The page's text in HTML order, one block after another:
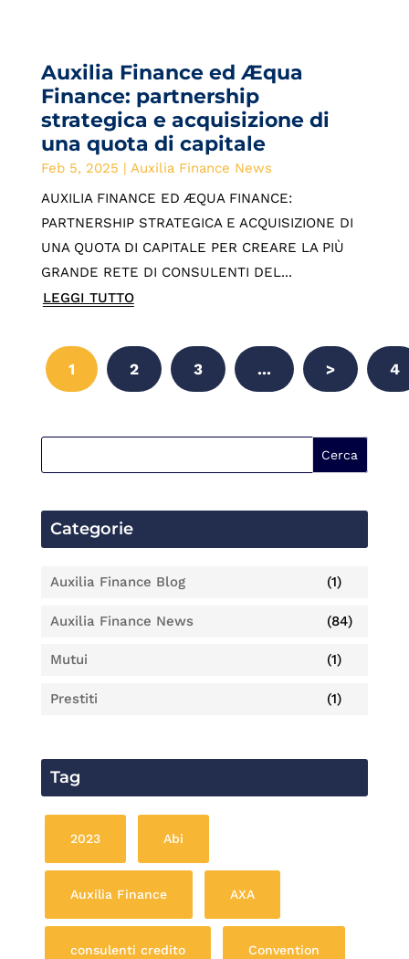
Auxilia Finance ed Æqua
Finance: partnership
strategica e acquisizione di
una quota di capitale
Feb 5, 2025 | Auxilia Finance News
AUXILIA FINANCE ED ÆQUA FINANCE:
PARTNERSHIP STRATEGICA E ACQUISIZIONE DI
UNA QUOTA DI CAPITALE PER CREARE LA PIÙ
GRANDE RETE DI CONSULENTI DEL...
LEGGI TUTTO
1 2 3 ... > 4
Categorie
Auxilia Finance Blog (1)
Auxilia Finance News (84)
Mutui (1)
Prestiti (1)
Tag
2023 Abi
Auxilia Finance AXA
consulenti credito Convention